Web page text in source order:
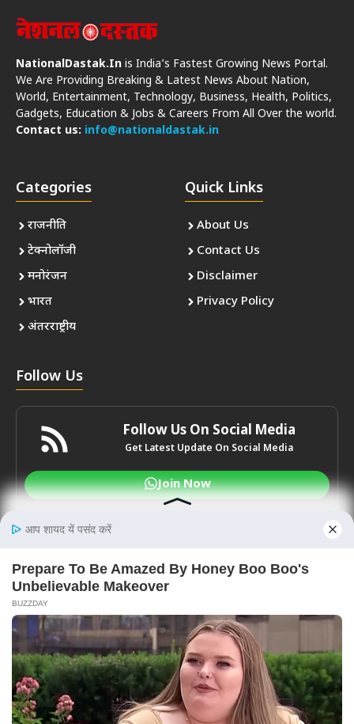
NationalDastak.In is India’s Fastest Growing News Portal.
We Are Providing Breaking & Latest News About Nation,
World, Entertainment, Technology, Business, Health, Politics,
Gadgets, Education & Jobs & Careers From All Over the world.
Contact us: info@nationaldastak.in
Categories
राजनीति
टेक्नोलॉजी
मनोरंजन
भारत
अंतरराष्ट्रीय
Quick Links
About Us
Contact Us
Disclaimer
Privacy Policy
Follow Us
Follow Us On Social Media
Get Latest Update On Social Media
Join Now
© 2021-2026NationalDastak.In